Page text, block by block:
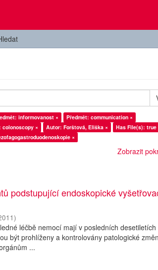
informovanost ×
Předmět: communication ×
colonoscopy × Autor: Forštová, Eliška ×
Has File(s): true
×
Zobrazit
podstupující endoskopické
)
léčbě nemocí mají v posledních desetiletích
být prohlíženy a kontrolovány patologické
...